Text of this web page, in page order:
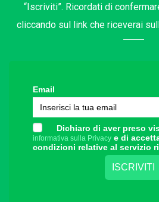
“Iscriviti”. Ricordati di
cliccando sul link che riceverai
Email
Dichiaro di aver preso
informativa sulla Privacy e di
condizioni relative al servizio